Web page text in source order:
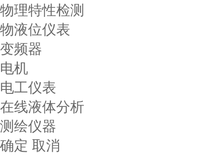
物理特性检测
物液位仪表
变频器
电机
电工仪表
在线液体分析
测绘仪器
确定 取消